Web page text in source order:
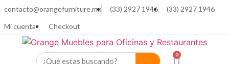
contacto@orangefurniture.mx (33) 2927 1946
(33) 2927 1946
Mi cuenta
Checkout
0